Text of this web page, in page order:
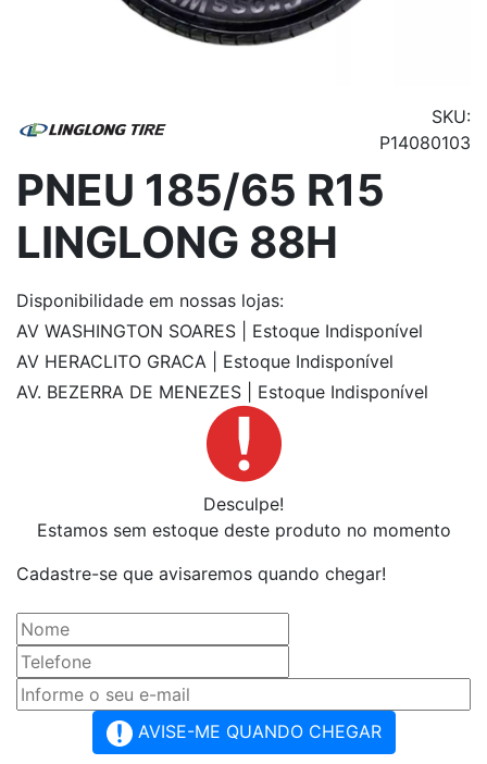
SKU:
P14080103
PNEU 185/65 R15
LINGLONG 88H
Disponibilidade em nossas lojas:
AV WASHINGTON SOARES | Estoque Indisponível
AV HERACLITO GRACA | Estoque Indisponível
AV. BEZERRA DE MENEZES | Estoque Indisponível
Desculpe!
Estamos sem estoque deste produto no momento
Cadastre-se que avisaremos quando chegar!
AVISE-ME QUANDO CHEGAR